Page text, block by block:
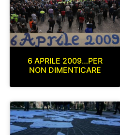
6 APRILE 2009…PER
NON DIMENTICARE